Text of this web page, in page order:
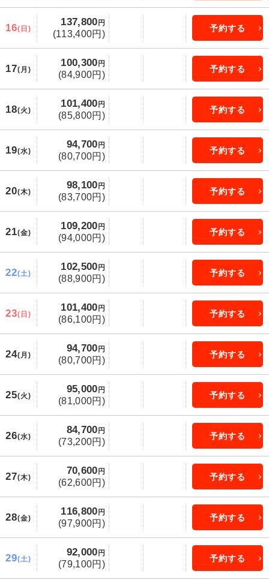
16(日)
137,800 円
(113,400円)
予約する
17(月)
100,300 円
(84,900円)
予約する
18(火)
101,400 円
(85,800円)
予約する
19(水)
94,700 円
(80,700円)
予約する
20(木)
98,100 円
(83,700円)
予約する
21(金)
109,200 円
(94,000円)
予約する
22(土)
102,500 円
(88,900円)
予約する
23(日)
101,400 円
(86,100円)
予約する
24(月)
94,700 円
(80,700円)
予約する
25(火)
95,000 円
(81,000円)
予約する
26(水)
84,700 円
(73,200円)
予約する
27(木)
70,600 円
(62,600円)
予約する
28(金)
116,800 円
(97,900円)
予約する
29(土)
92,000 円
(79,100円)
予約する